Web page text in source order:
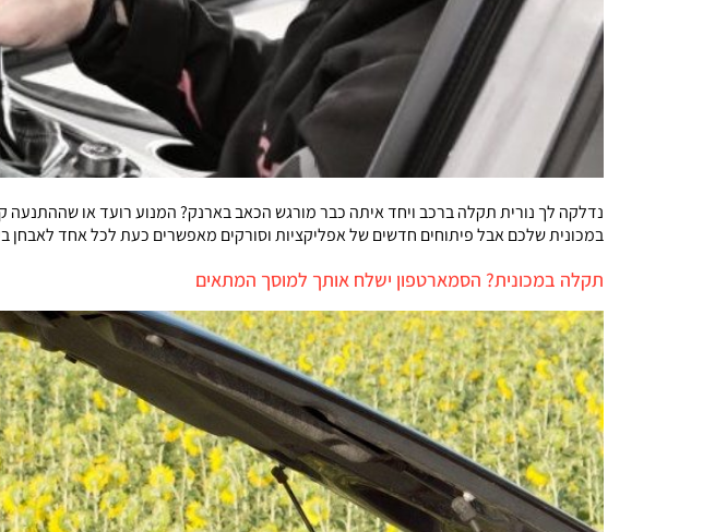
נדלקה לך נורית תקלה ברכב ויחד איתה כבר מורגש הכאב בארנק? המנוע רועד או שההתנעה
במכונית שלכם אבל פיתוחים חדשים של אפליקציות וסורקים מאפשרים כעת לכל אחד לאבחן
תקלה במכונית? הסמארטפון ישלח אותך למוסך המתאים